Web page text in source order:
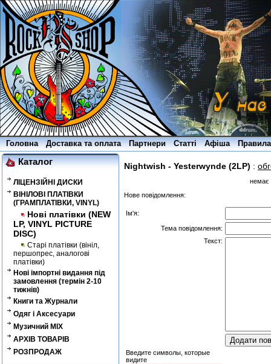
Головна Доставка та оплата Партнери Статті Афіша
Каталог
ЛІЦЕНЗІЙНІ ДИСКИ
ВІНІЛОВІ ПЛАТІВКИ
(ГРАМПЛАТІВКИ, VINYL)
Нові платівки (NEW
LP, VINYL PICTURE
DISC)
Старі платівки (вініл,
першопрес, аналогові
платівки)
Нові імпортні видання під
замовлення (термін 2-10
тижнів)
Книги та Журнали
Одяг і Аксесуари
Музичний MIX
АРХІВ ТОВАРІВ
РОЗПРОДАЖ
Nightwish - Yesterwynde (2LP) :
немає
Нове повідомлення:
Ім'я:
Тема повідомлення:
Текст:
Введите символы, которые
видите